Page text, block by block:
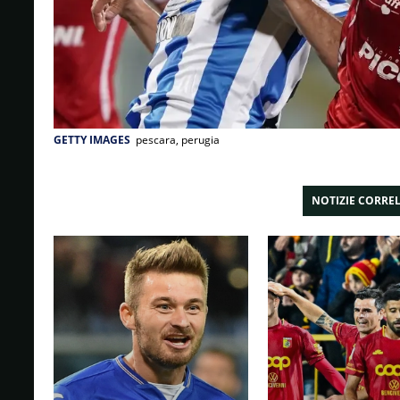
GETTY IMAGES pescara, perugia
NOTIZIE